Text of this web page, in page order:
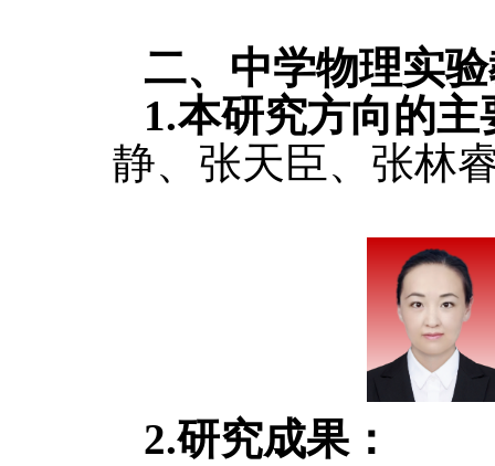
二、 中学物理实
1.本研究方向的主
静、张天臣、张林
2.研究成果：